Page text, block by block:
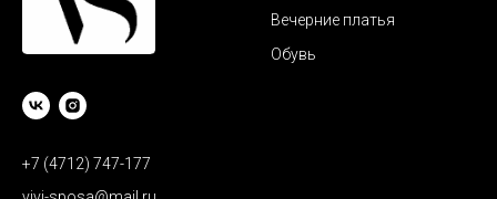
+7 (4712) 747-177
Вечерние платья
Обувь